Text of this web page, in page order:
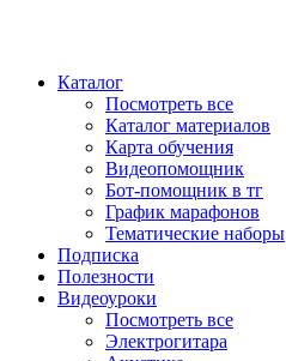
Каталог
Посмотреть все
Каталог материалов
Карта обучения
Видеопомощник
Бот-помощник в тг
График марафонов
Тематические наборы
Подписка
Полезности
Видеоуроки
Посмотреть все
Электрогитара